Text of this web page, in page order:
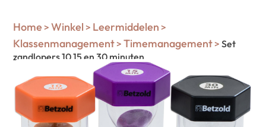
Home > Winkel > Leermiddelen >
Klassenmanagement> Timemanagement> Set
zandlopers 10 15 en 30 minuten